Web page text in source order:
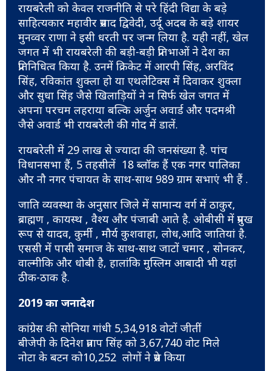
रायबरेली को केवल राजनीति से परे हिंदी विद्या के बड़े
साहित्यकार महावीर प्रसाद द्विवेदी, उर्दू अदब के बड़े शायर
मुनव्वर राणा ने इसी धरती पर जन्म लिया है. यही नहीं, खेल
जगत में भी रायबरेली की बड़ी-बड़ी प्रतिभाओं ने देश का
प्रतिनिधित्व किया है. उनमें क्रिकेट में आरपी सिंह, अरविंद
सिंह, रविकांत शुक्ला हो या एथलेटिक्स में दिवाकर शुक्ला
और सुधा सिंह जैसे खिलाड़ियों ने न सिर्फ खेल जगत में
अपना परचम लहराया बल्कि अर्जुन अवार्ड और पदमश्री
जैसे अवार्ड भी रायबरेली की गोद में डालें.
रायबरेली में 29 लाख से ज्यादा की जनसंख्या है. पांच
विधानसभा हैं, 5 तहसीलें 18 ब्लॉक हैं एक नगर पालिका
और नौ नगर पंचायत के साथ-साथ 989 ग्राम सभाएं भी हैं .
जाति व्यवस्था के अनुसार जिले में सामान्य वर्ग में ठाकुर,
ब्राह्मण , कायस्थ , वैश्य और पंजाबी आते है. ओबीसी में प्रमुख
रूप से यादव, कुर्मी , मौर्य कुशवाहा, लोध,आदि जातियां है.
एससी में पासी समाज के साथ-साथ जाटों चमार , सोनकर,
वाल्मीकि और धोबी है, हालांकि मुस्लिम आबादी भी यहां
ठीक-ठाक है.
2019 का जनादेश
कांग्रेस की सोनिया गांधी 5,34,918 वोटों जीतीं
बीजेपी के दिनेश प्रताप सिंह को 3,67,740 वोट मिले
नोटा के बटन को10,252 लोगों ने प्रेस किया